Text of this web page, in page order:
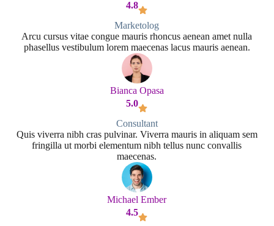
4.8
Marketolog
Arcu cursus vitae congue mauris rhoncus aenean amet nulla
phasellus vestibulum lorem maecenas lacus mauris aenean.
Bianca Opasa
5.0
Consultant
Quis viverra nibh cras pulvinar. Viverra mauris in aliquam sem
fringilla ut morbi elementum nibh tellus nunc convallis
maecenas.
Michael Ember
4.5